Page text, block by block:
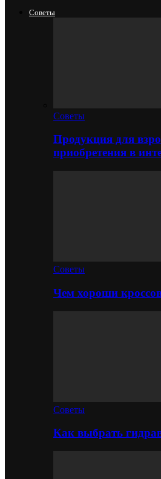
Советы
Советы
Продукция для
приобретения в
Советы
Чем хороши
Советы
Как выбрать